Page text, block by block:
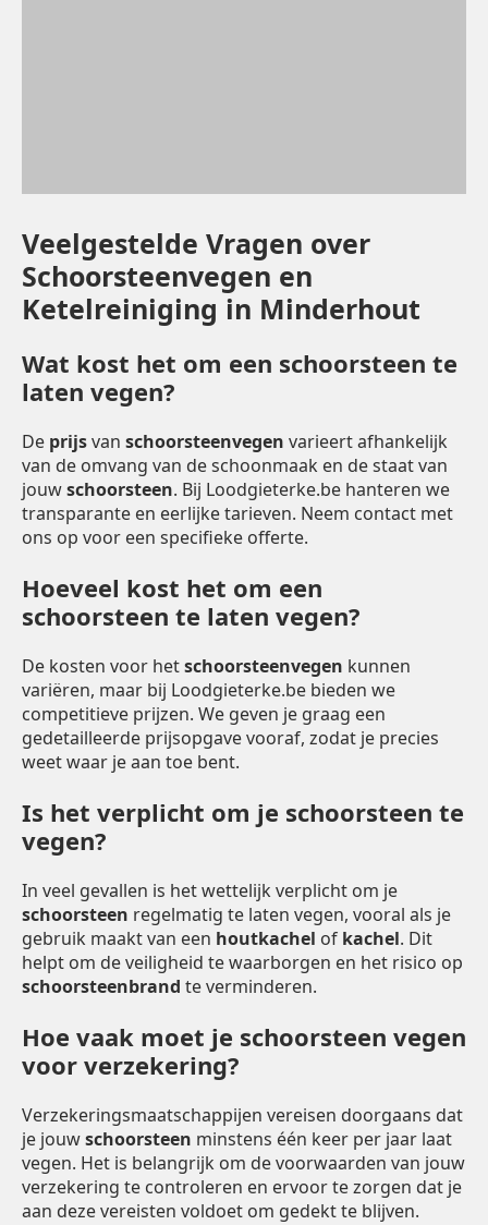
Veelgestelde Vragen over
Schoorsteenvegen en
Ketelreiniging in Minderhout
Wat kost het om een schoorsteen te
laten vegen?
De prijsvan schoorsteenvegen varieert afhankelijk
van de omvang van de schoonmaak en de staat van
jouwschoorsteen. Bij Loodgieterke.be hanteren we
transparante en eerlijke tarieven. Neem contact met
ons op voor een specifieke offerte.
Hoeveel kost het om een
schoorsteen te laten vegen?
De kosten voor hetschoorsteenvegen kunnen
variëren, maar bij Loodgieterke.be bieden we
competitieve prijzen. We geven je graag een
gedetailleerde prijsopgave vooraf, zodat je precies
weet waar je aan toe bent.
Is het verplicht om je schoorsteen te
vegen?
In veel gevallen is het wettelijk verplicht om je
schoorsteen regelmatig te laten vegen, vooral als je
gebruik maakt van een houtkachel of kachel. Dit
helpt om de veiligheid te waarborgen en het risico op
schoorsteenbrand te verminderen.
Hoe vaak moet je schoorsteen vegen
voor verzekering?
Verzekeringsmaatschappijen vereisen doorgaans dat
je jouwschoorsteen minstens één keer per jaar laat
vegen. Het is belangrijk om de voorwaarden van jouw
verzekering te controleren en ervoor te zorgen dat je
aan deze vereisten voldoet om gedekt te blijven.